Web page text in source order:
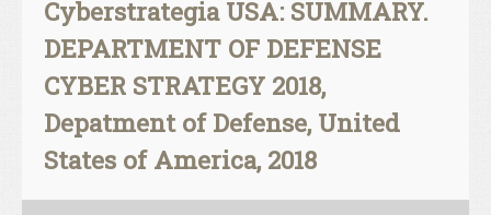
Cyberstrategia USA: SUMMARY.
DEPARTMENT OF DEFENSE
CYBER STRATEGY 2018,
Depatment of Defense, United
States of America, 2018